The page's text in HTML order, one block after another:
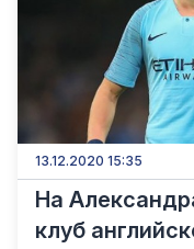
13.12.2020 15:35
На
клуб